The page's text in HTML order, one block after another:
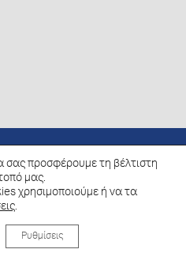
Hellenic Growth Fund.
Δεδομένων Προσωπικού Χαρακτήρα
σας προσφέρουμε τη βέλτιστη
μας.
χρησιμοποιούμε ή να τα
.
Ρυθμίσεις